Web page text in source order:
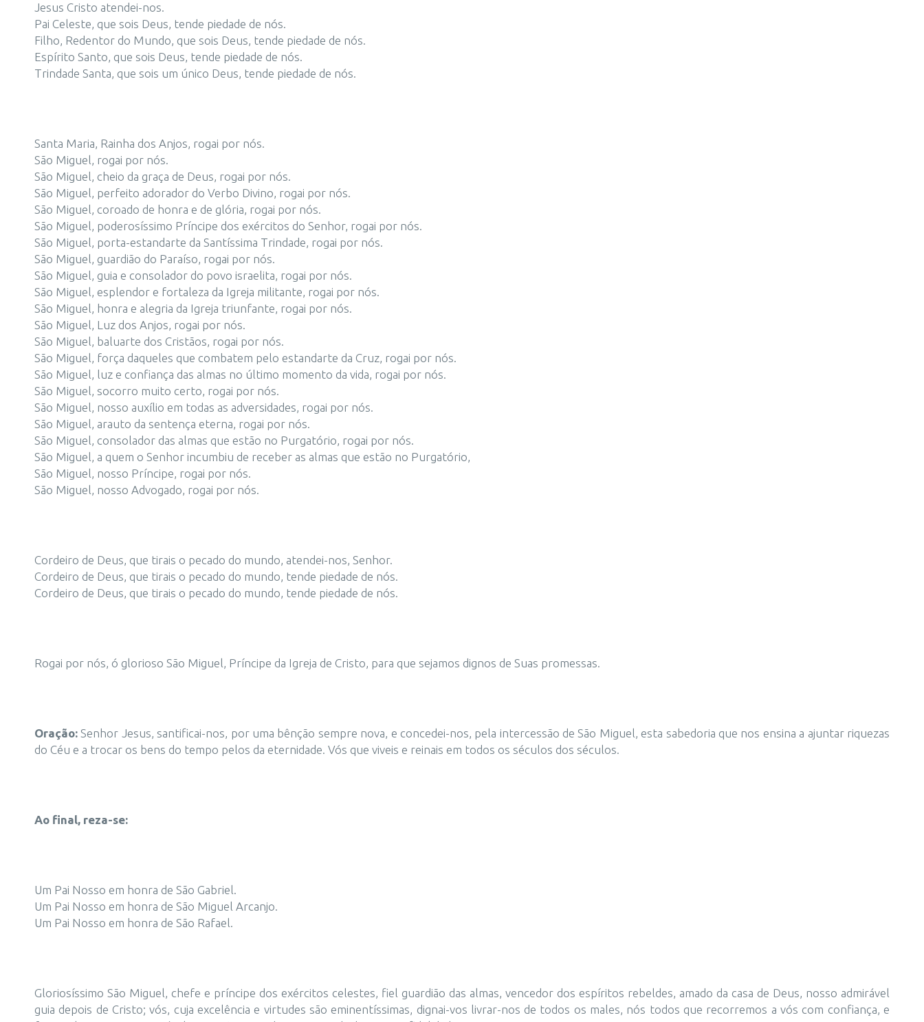
Jesus Cristo atendei-nos.
Pai Celeste, que sois Deus, tende piedade de nós.
Filho, Redentor do Mundo, que sois Deus, tende piedade de nós.
Espírito Santo, que sois Deus, tende piedade de nós.
Trindade Santa, que sois um único Deus, tende piedade de nós.
Santa Maria, Rainha dos Anjos, rogai por nós.
São Miguel, rogai por nós.
São Miguel, cheio da graça de Deus, rogai por nós.
São Miguel, perfeito adorador do Verbo Divino, rogai por nós.
São Miguel, coroado de honra e de glória, rogai por nós.
São Miguel, poderosíssimo Príncipe dos exércitos do Senhor, rogai por nós.
São Miguel, porta-estandarte da Santíssima Trindade, rogai por nós.
São Miguel, guardião do Paraíso, rogai por nós.
São Miguel, guia e consolador do povo israelita, rogai por nós.
São Miguel, esplendor e fortaleza da Igreja militante, rogai por nós.
São Miguel, honra e alegria da Igreja triunfante, rogai por nós.
São Miguel, Luz dos Anjos, rogai por nós.
São Miguel, baluarte dos Cristãos, rogai por nós.
São Miguel, força daqueles que combatem pelo estandarte da Cruz, rogai por nós.
São Miguel, luz e confiança das almas no último momento da vida, rogai por nós.
São Miguel, socorro muito certo, rogai por nós.
São Miguel, nosso auxílio em todas as adversidades, rogai por nós.
São Miguel, arauto da sentença eterna, rogai por nós.
São Miguel, consolador das almas que estão no Purgatório, rogai por nós.
São Miguel, a quem o Senhor incumbiu de receber as almas que estão no Purgatório,
São Miguel, nosso Príncipe, rogai por nós.
São Miguel, nosso Advogado, rogai por nós.
Cordeiro de Deus, que tirais o pecado do mundo, atendei-nos, Senhor.
Cordeiro de Deus, que tirais o pecado do mundo, tende piedade de nós.
Cordeiro de Deus, que tirais o pecado do mundo, tende piedade de nós.
Rogai por nós, ó glorioso São Miguel, Príncipe da Igreja de Cristo, para que sejamos dignos de Suas promessas.
Oração: Senhor Jesus, santificai-nos, por uma bênção sempre nova, e concedei-nos, pela intercessão de São Miguel, esta sabedoria que nos ensina a ajuntar riquezas
do Céu e a trocar os bens do tempo pelos da eternidade. Vós que viveis e reinais em todos os séculos dos séculos.
Ao final, reza-se:
Um Pai Nosso em honra de São Gabriel.
Um Pai Nosso em honra de São Miguel Arcanjo.
Um Pai Nosso em honra de São Rafael.
Gloriosíssimo São Miguel, chefe e príncipe dos exércitos celestes, fiel guardião das almas, vencedor dos espíritos rebeldes, amado da casa de Deus, nosso admirável
guia depois de Cristo; vós, cuja excelência e virtudes são eminentíssimas, dignai-vos livrar-nos de todos os males, nós todos que recorremos a vós com confiança, e